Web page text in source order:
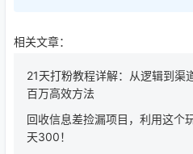
相关文章：
21天打粉教程详解：从逻辑到渠
百万高效方法
回收信息差捡漏项目，利用这个
天300！